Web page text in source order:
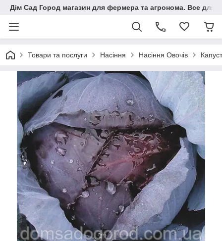
Дім Сад Город магазин для фермера та агронома. Все для
Товари та послуги Насіння Насіння Овочів